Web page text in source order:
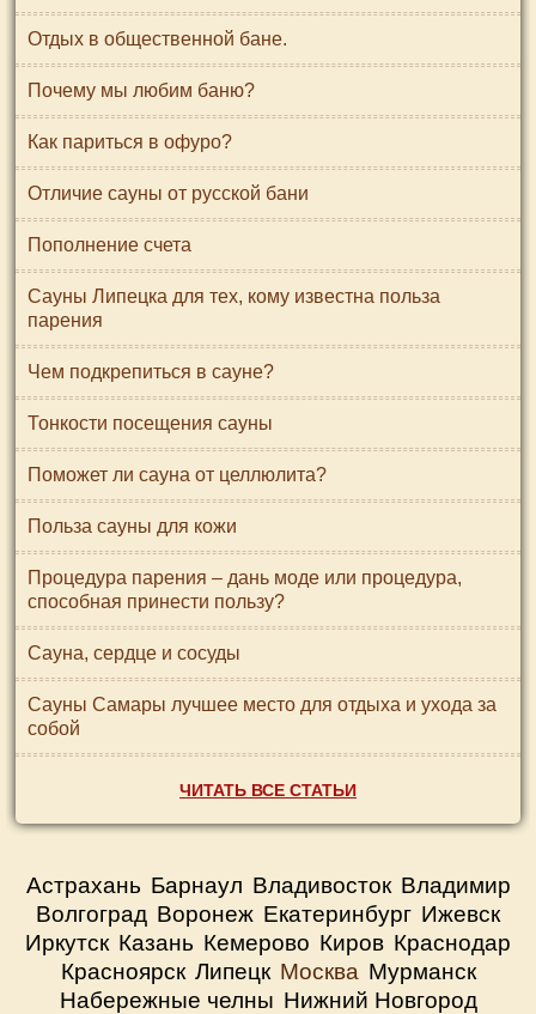
Отдых в общественной бане.
Почему мы любим баню?
Как париться в офуро?
Отличие сауны от русской бани
Пополнение счета
Сауны Липецка для тех, кому известна польза
парения
Чем подкрепиться в сауне?
Тонкости посещения сауны
Поможет ли сауна от целлюлита?
Польза сауны для кожи
Процедура парения – дань моде или процедура,
способная принести пользу?
Сауна, сердце и сосуды
Сауны Самары лучшее место для отдыха и ухода за
собой
ЧИТАТЬ ВСЕ СТАТЬИ
Астрахань Барнаул Владивосток Владимир
Волгоград Воронеж Екатеринбург Ижевск
Иркутск Казань Кемерово Киров Краснодар
Красноярск Липецк Москва Мурманск
Набережные челны Нижний Новгород